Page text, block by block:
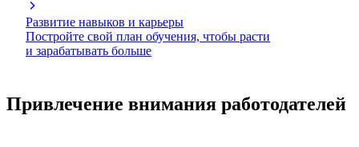
Развитие навыков и карьеры
Постройте свой план обучения, чтобы расти
и зарабатывать больше
Привлечение внимания работодателей